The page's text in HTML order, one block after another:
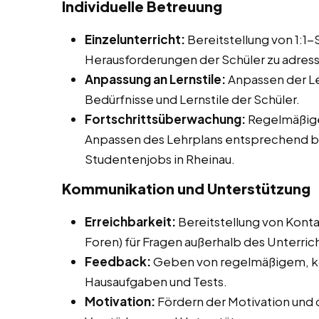
Individuelle Betreuung
Einzelunterricht: Bereitstellung von
Herausforderungen der Schüler zu
Anpassung an Lernstile:Anpassen der
Bedürfnisse und Lernstile der Schüler.
Fortschrittsüberwachung:
Anpassen des Lehrplans entsprechend
Studentenjobs in Rheinau.
Kommunikation und Unterstützung
Erreichbarkeit: Bereitstellung von
Foren) für Fragen außerhalb des
Feedback:Geben von regelmäßigem,
Hausaufgaben und Tests.
Motivation: Fördern der Motivation und